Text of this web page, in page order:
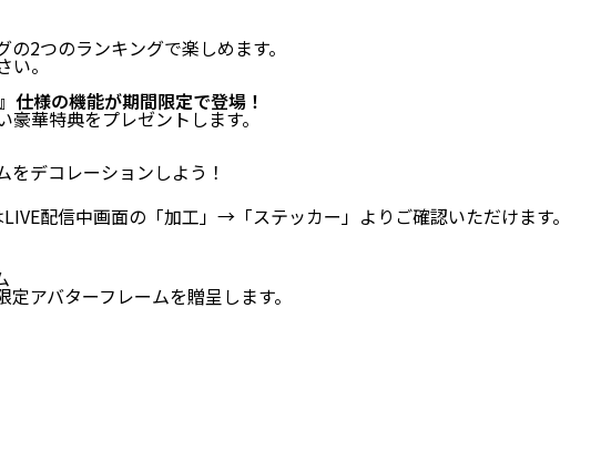
2つのランキングで楽しめます。
。
様の機能が期間限定で登場！
華特典をプレゼントします。
をデコレーションしよう！
配信中画面の「加工」→「ステッカー」よりご確認いただけます。
アバターフレームを贈呈します。